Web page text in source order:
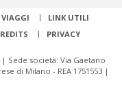
LINK UTILI
PRIVACY
| Sede società: Via Gaetano
di Milano - REA 1751553 |